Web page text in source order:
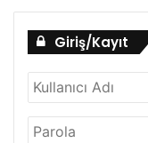
Giriş/Kayıt